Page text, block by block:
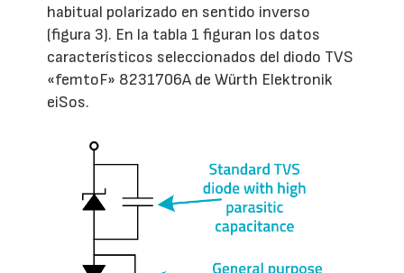
habitual polarizado en sentido inverso
(figura 3). En la tabla 1 figuran los datos
característicos seleccionados del diodo TVS
«femtoF» 8231706A de Würth Elektronik
eiSos.